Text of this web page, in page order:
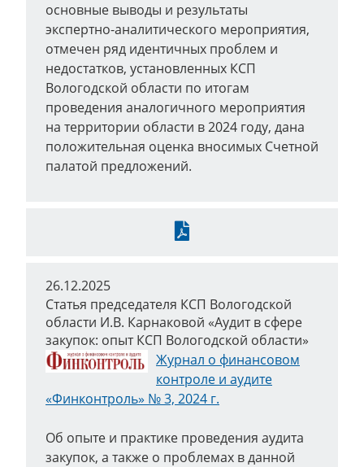
основные выводы и результаты
экспертно-аналитического мероприятия,
отмечен ряд идентичных проблем и
недостатков, установленных КСП
Вологодской области по итогам
проведения аналогичного мероприятия
на территории области в 2024 году, дана
положительная оценка вносимых Счетной
палатой предложений.
Скачать
26.12.2025
Статья председателя КСП Вологодской
области И.В. Карнаковой «Аудит в сфере
закупок: опыт КСП Вологодской области»
Журнал о финансовом
контроле и аудите
«Финконтроль» № 3, 2024 г.
Об опыте и практике проведения аудита
закупок, а также о проблемах в данной